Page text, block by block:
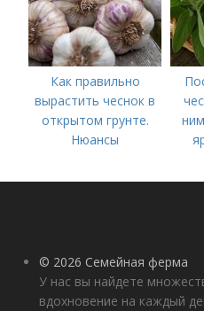
Как правильно
вырастить чеснок в
открытом грунте.
Нюансы
озимого чеснока
© 2026 Семейная ферма
У нас вы найдете
вдохновение на каждый